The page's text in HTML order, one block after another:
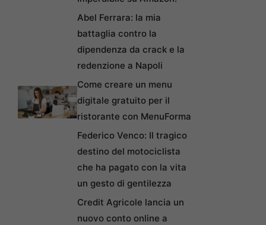
Abel Ferrara: la mia
battaglia contro la
dipendenza da crack e la
redenzione a Napoli
Come creare un menu
digitale gratuito per il
ristorante con MenuForma
Federico Venco: Il tragico
destino del motociclista
che ha pagato con la vita
un gesto di gentilezza
Credit Agricole lancia un
nuovo conto online a